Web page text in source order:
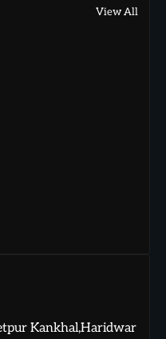
View All
Kankhal,Haridwar